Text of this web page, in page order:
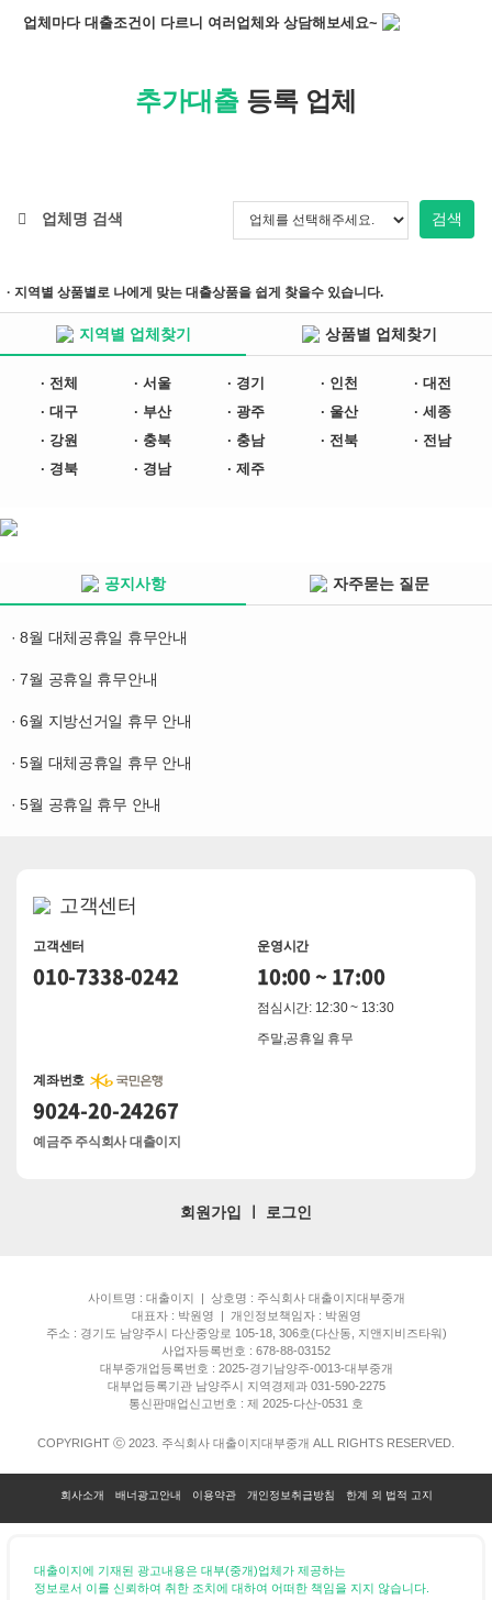
업체마다 대출조건이 다르니 여러업체와 상담해보세요~
추가대출등록 업체
업체명 검색 검색
· 지역별 상품별로 나에게 맞는 대출상품을 쉽게 찾을수 있습니다.
지역별 업체찾기 상품별 업체찾기
· 전체 · 서울 · 경기 · 인천
· 대전
· 대구
· 부산 · 광주 · 울산
· 세종
· 강원
· 충북 · 충남 · 전북
· 전남
· 경북
· 경남 · 제주
공지사항 자주묻는 질문
· 8월 대체공휴일 휴무안내
· 7월 공휴일 휴무안내
· 6월 지방선거일 휴무 안내
· 5월 대체공휴일 휴무 안내
· 5월 공휴일 휴무 안내
고객센터
고객센터
010-7338-0242
운영시간
10:00 ~ 17:00
점심시간: 12:30 ~ 13:30
주말,공휴일 휴무
계좌번호
9024-20-24267
예금주 주식회사 대출이지
회원가입 로그인
사이트명 : 대출이지 | 상호명 : 주식회사 대출이지대부중개
대표자 : 박원영 | 개인정보책임자 : 박원영
주소 : 경기도 남양주시 다산중앙로 105-18, 306호(다산동, 지앤지비즈타워)
사업자등록번호 : 678-88-03152
대부중개업등록번호 : 2025-경기남양주-0013-대부중개
대부업등록기관 남양주시 지역경제과 031-590-2275
통신판매업신고번호 : 제 2025-다산-0531 호
COPYRIGHT ⓒ 2023. 주식회사 대출이지대부중개 ALL RIGHTS RESERVED.
회사소개 배너광고안내 이용약관 개인정보취급방침 한계 외 법적 고지
대출이지에 기재된 광고내용은 대부(중개)업체가 제공하는
정보로서 이를 신뢰하여 취한 조치에 대하여 어떠한 책임을 지지 않습니다.